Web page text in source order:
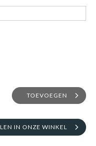
TOEVOEGEN
IN ONZE WINKEL